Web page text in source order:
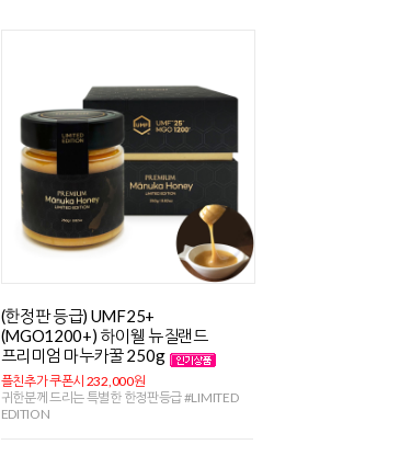
(한정판 등급) UMF25+
(MGO1200+) 하이웰 뉴질랜드
프리미엄 마누카꿀 250g
플친추가 쿠폰시 232,000원
귀한분께 드리는 특별한 한정판등급 #LIMITED
EDITION